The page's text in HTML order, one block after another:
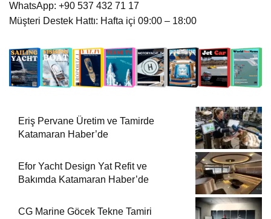
WhatsApp: +90 537 432 71 17
Müşteri Destek Hattı: Hafta içi 09:00 – 18:00
Eriş Pervane Üretim ve Tamirde
Katamaran Haber’de
Efor Yacht Design Yat Refit ve
Bakımda Katamaran Haber’de
CG Marine Göcek Tekne Tamiri